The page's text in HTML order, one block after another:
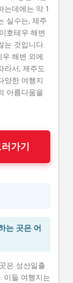
는데에는 약 1
실수는, 제주
호테우 해변
는 것입니다.
해변 외에
라서, 제주도
양한 여행지
아름다움을
가기
는 곳은 어
은 성산일출
이들 여행지는